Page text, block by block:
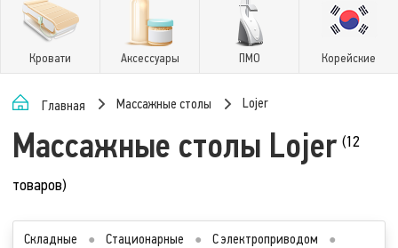
Кровати Аксессуары ПМО Корейские
Главная Массажные столы Lojer
Массажные столы Lojer (12
товаров)
Складные ● Стационарные ● С электроприводом
●